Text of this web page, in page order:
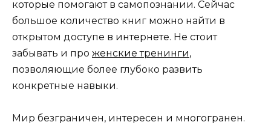
которые помогают в самопознании. Сейчас
большое количество книг можно найти в
открытом доступе в интернете. Не стоит
забывать и про женские тренинги,
позволяющие более глубоко развить
конкретные навыки.
Мир безграничен, интересен и многогранен.